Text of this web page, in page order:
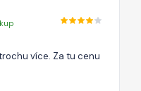
více. Za tu cenu